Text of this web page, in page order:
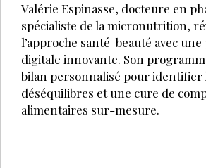
Valérie Espinasse, docteure en
spécialiste de la micronutrition,
l’approche santé-beauté avec
digitale innovante. Son
bilan personnalisé pour identifier
déséquilibres et une cure de
alimentaires sur-mesure.